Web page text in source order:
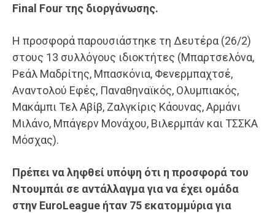
Final Four της διοργάνωσης.
Η προσφορά παρουσιάστηκε τη Δευτέρα (26/2)
στους 13 συλλόγους ιδιοκτήτες (Μπαρτσελόνα,
Ρεάλ Μαδρίτης, Μπασκόνια, Φενερμπαχτσέ,
Αναντολού Εφές, Παναθηναϊκός, Ολυμπιακός,
Μακάμπι Τελ Αβίβ, Ζαλγκίρις Κάουνας, Αρμάνι
Μιλάνο, Μπάγερν Μονάχου, Βιλερμπάν και ΤΣΣΚΑ
Μόσχας).
Πρέπει να ληφθεί υπόψη ότι η προσφορά του
Ντουμπάι σε αντάλλαγμα για να έχει ομάδα
στην EuroLeague ήταν 75 εκατομμύρια για